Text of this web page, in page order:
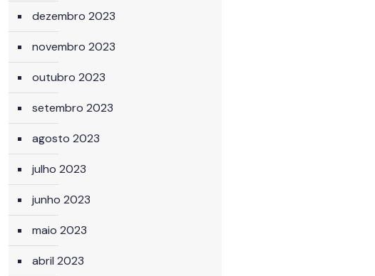
dezembro 2023
novembro 2023
outubro 2023
setembro 2023
agosto 2023
julho 2023
junho 2023
maio 2023
abril 2023